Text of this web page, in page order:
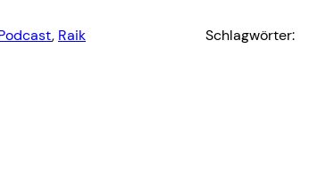
, Raik Schlagwörter: